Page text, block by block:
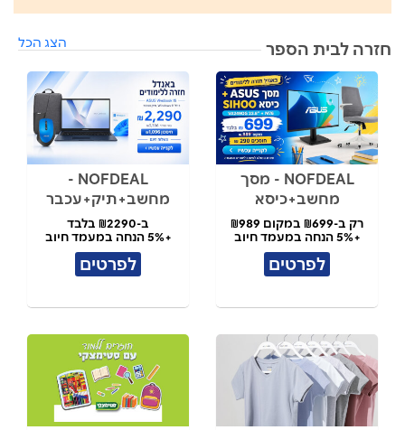
חזרה לבית הספר הצג הכל
NOFDEAL - מסך
מחשב+כיסא
רק ב-₪699 במקום ₪989
+5% הנחה במעמד חיוב
לפרטים
NOFDEAL -
מחשב+תיק+עכבר
ב-₪2290 בלבד
+5% הנחה במעמד חיוב
לפרטים